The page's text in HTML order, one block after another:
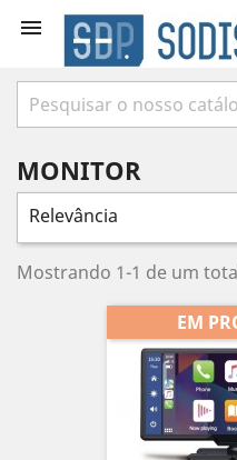

MONITOR
Relevância
Mostrando 1-1 de um
EM